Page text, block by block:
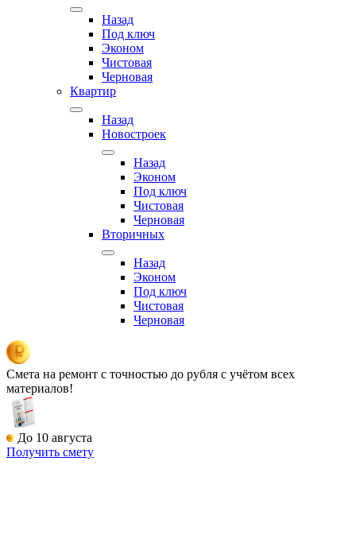
Назад
Под ключ
Эконом
Чистовая
Черновая
Квартир
Назад
Новостроек
Назад
Эконом
Под ключ
Чистовая
Черновая
Вторичных
Назад
Эконом
Под ключ
Чистовая
Черновая
Смета на ремонт с точностью до рубля с учётом всех
материалов!
До 10 августа
Получить смету